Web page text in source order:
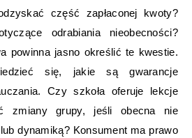
część zapłaconej kwoty?
odrabiania nieobecności?
powinna jasno określić te kwestie.
się, jakie są gwarancje
Czy szkoła oferuje lekcje
zmiany grupy, jeśli obecna nie
dynamiką? Konsument ma prawo